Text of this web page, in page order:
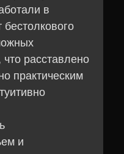
в
бестолкового
что расставлено
практическим
и